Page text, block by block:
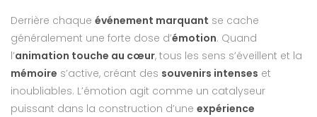
Derrière chaque événement marquant se cache
généralement une forte dose d’émotion. Quand
l’animation touche au cœur, tous les sens s’éveillent et la
mémoire s’active, créant des souvenirs intenses et
inoubliables. L’émotion agit comme un catalyseur
puissant dans la construction d’une expérience